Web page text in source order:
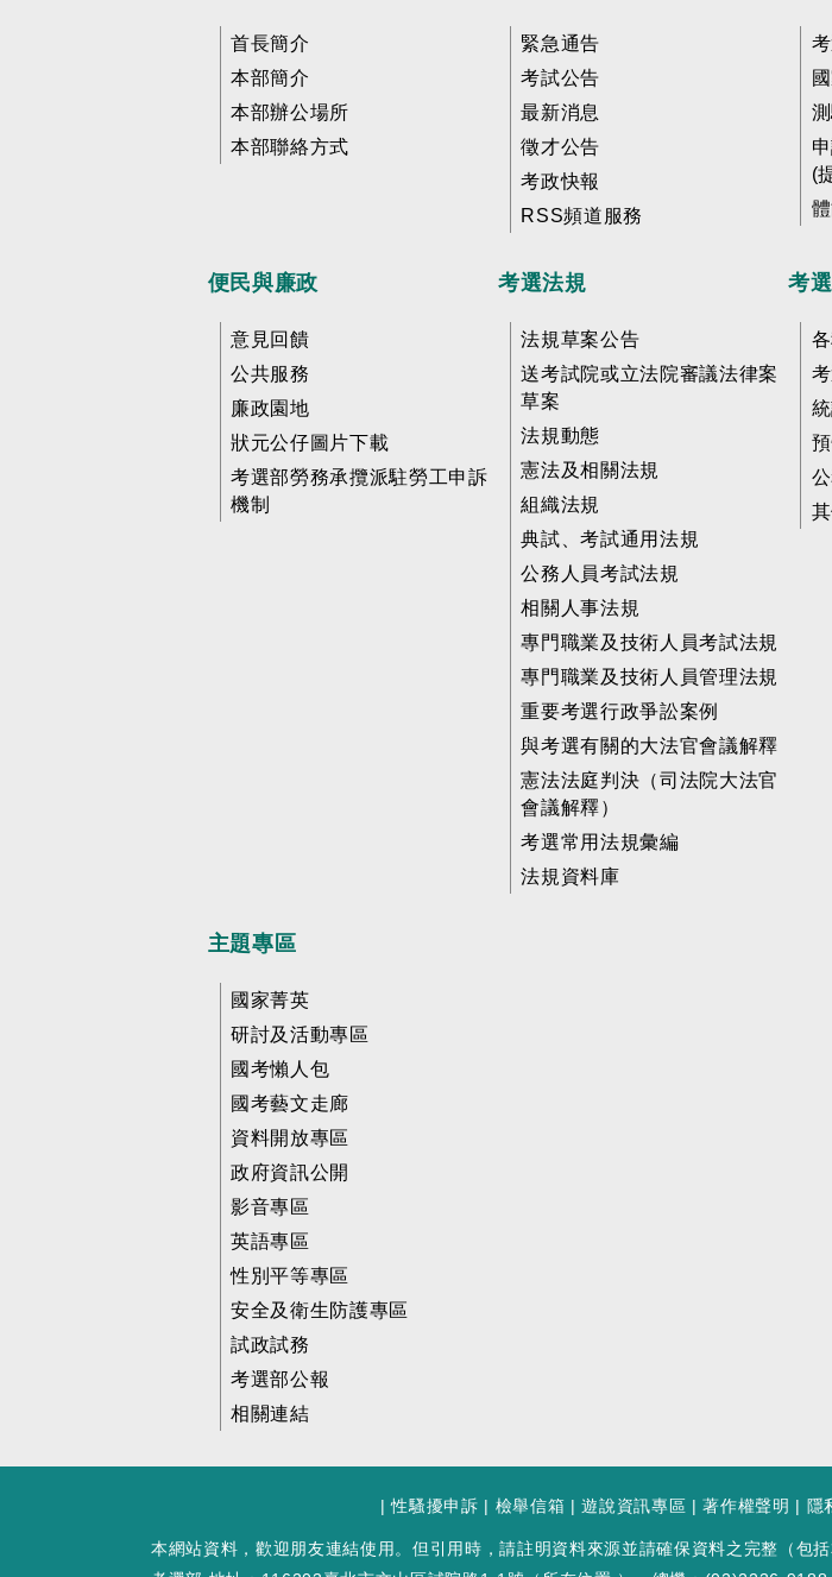
首長簡介
本部簡介
本部辦公場所
本部聯絡方式
緊急通告
考試公告
最新消息
徵才公告
考政快報
RSS頻道服務
(
便民與廉政
意見回饋
公共服務
廉政園地
狀元公仔圖片下載
考選部勞務承攬派駐勞工申訴
機制
考選法規
法規草案公告
送考試院或立法院審議法律案
草案
法規動態
憲法及相關法規
組織法規
典試、考試通用法規
公務人員考試法規
相關人事法規
專門職業及技術人員考試法規
專門職業及技術人員管理法規
重要考選行政爭訟案例
與考選有關的大法官會議解釋
憲法法庭判決（司法院大法官
會議解釋）
考選常用法規彙編
法規資料庫
考
主題專區
國家菁英
研討及活動專區
國考懶人包
國考藝文走廊
資料開放專區
政府資訊公開
影音專區
英語專區
性別平等專區
安全及衛生防護專區
試政試務
考選部公報
相關連結
|性騷擾申訴 | 檢舉信箱 |遊說資訊專區 |著作權聲明 | 隱
本網站資料，歡迎朋友連結使用。但引用時，請註明資料來源並請確保資料之完整（包